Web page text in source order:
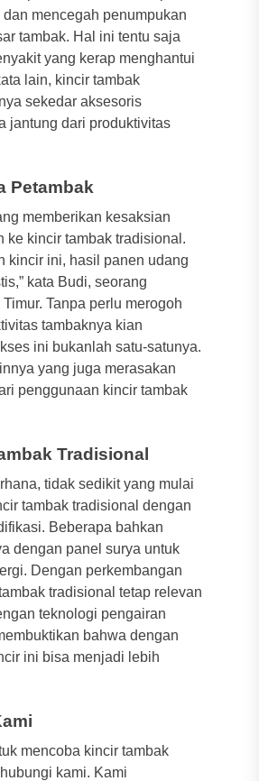
mencegah penumpukan
tambak. Hal ini tentu saja
yang kerap menghantui
lain, kincir tambak
sekedar aksesoris
jantung dari produktivitas
Petambak
memberikan kesaksian
ke kincir tambak tradisional.
kincir ini, hasil panen udang
kata Budi, seorang
Tanpa perlu merogoh
tambaknya kian
ini bukanlah satu-satunya.
yang juga merasakan
penggunaan kincir tambak
Tradisional
tidak sedikit yang mulai
tambak tradisional dengan
Beberapa bahkan
dengan panel surya untuk
Dengan perkembangan
tradisional tetap relevan
teknologi pengairan
bahwa dengan
ini bisa menjadi lebih
mencoba kincir tambak
kami. Kami